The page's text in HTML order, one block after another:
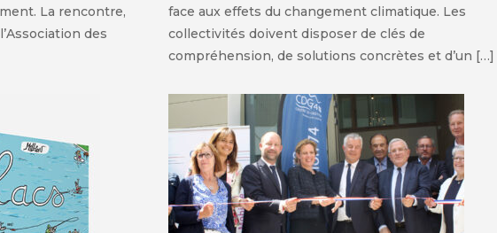
La rencontre,
des
face aux effets du changement climatique. Les
collectivités doivent disposer de clés de
compréhension, de solutions concrètes et d’un […]